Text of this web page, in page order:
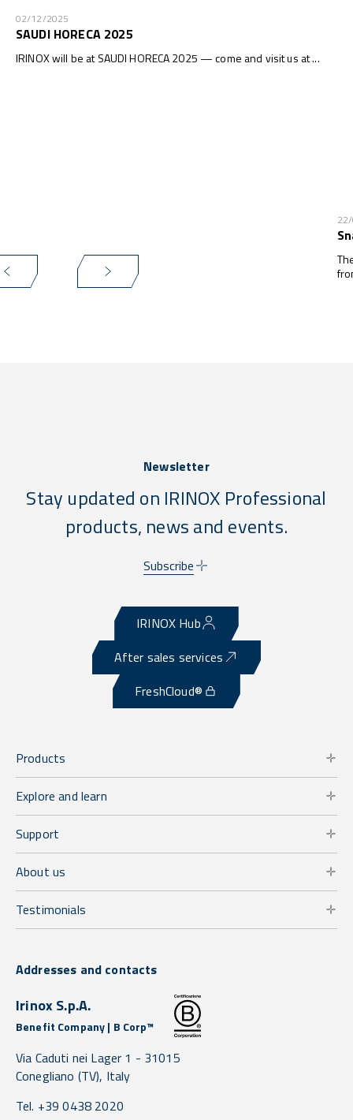
02/12/2025
SAUDI HORECA 2025
IRINOX will be at SAUDI HORECA 2025 — come and visit us at ...
Newsletter
Stay updated on IRINOX Professional
products, news and events.
Subscribe
IRINOX Hub
After sales services
FreshCloud®
Products
Explore and learn
Support
About us
Testimonials
Addresses and contacts
Irinox S.p.A.
Benefit Company | B Corp™
Via Caduti nei Lager 1 - 31015
Conegliano (TV), Italy
Tel. +39 0438 2020